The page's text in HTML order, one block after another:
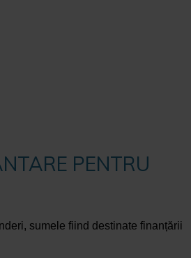
PENTRU
sumele fiind destinate finanțării